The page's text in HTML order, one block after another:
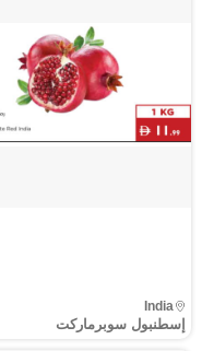
إسطنبول سوبرماركت
India